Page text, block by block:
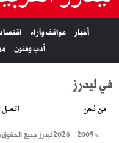
أخبار مواقف وآراء
أدب وفنون
في ليدرز
من نحن اتصل
© 2009 - 2026 ليدرز جميع الحقوق محفوظة.